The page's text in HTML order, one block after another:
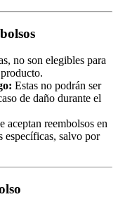
no son elegibles para
Estas no podrán ser
de daño durante el
aceptan reembolsos en
específicas, salvo por